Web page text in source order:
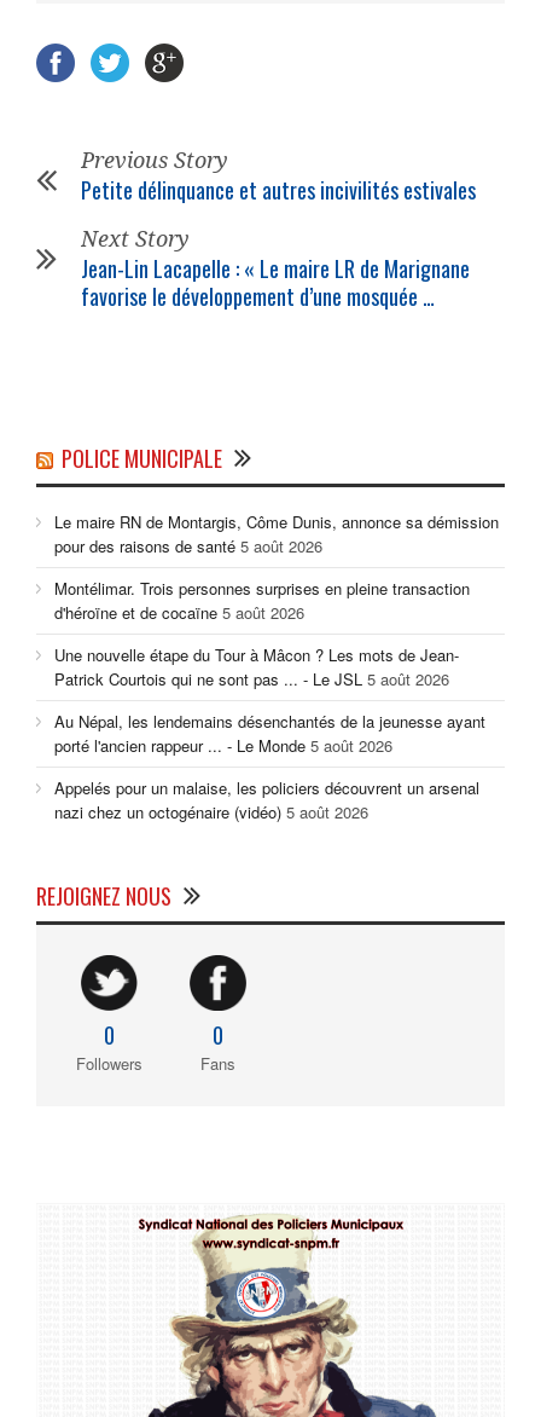
Previous Story
Petite délinquance et autres incivilités estivales
Next Story
Jean-Lin Lacapelle : « Le maire LR de Marignane
favorise le développement d’une mosquée …
POLICE MUNICIPALE
Le maire RN de Montargis, Côme Dunis, annonce sa démission
pour des raisons de santé 5 août 2026
Montélimar. Trois personnes surprises en pleine transaction
d'héroïne et de cocaïne 5 août 2026
Une nouvelle étape du Tour à Mâcon ? Les mots de Jean-
Patrick Courtois qui ne sont pas ... - Le JSL 5 août 2026
Au Népal, les lendemains désenchantés de la jeunesse ayant
porté l'ancien rappeur ... - Le Monde 5 août 2026
Appelés pour un malaise, les policiers découvrent un arsenal
nazi chez un octogénaire (vidéo) 5 août 2026
REJOIGNEZ NOUS
0
Followers
0
Fans